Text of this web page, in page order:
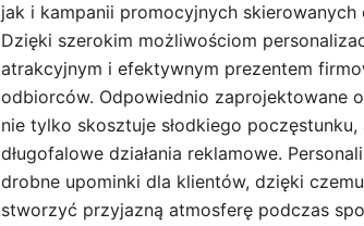
jak i kampanii promocyjnych
Dzięki szerokim możliwościom
atrakcyjnym i efektywnym prezentem
odbiorców. Odpowiednio zaprojektowane
nie tylko skosztuje słodkiego
długofalowe działania reklamowe.
drobne upominki dla klientów, dzięki
stworzyć przyjazną atmosferę podczas